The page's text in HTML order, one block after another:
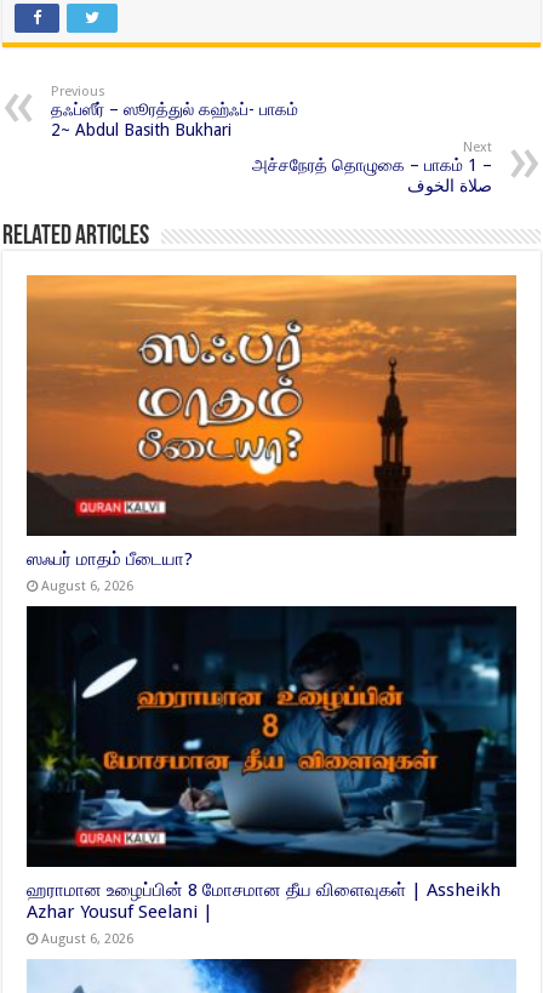
Previous
தஃப்ஸீர் – ஸூரத்துல் கஹ்ஃப்- பாகம்
2~ Abdul Basith Bukhari
Next
அச்சநேரத் தொழுகை – பாகம் 1 –
صلاة الخوف
Related Articles
ஸஃபர் மாதம் பீடையா?
August 6, 2026
ஹராமான உழைப்பின் 8 மோசமான தீய விளைவுகள் | Assheikh
Azhar Yousuf Seelani |
August 6, 2026